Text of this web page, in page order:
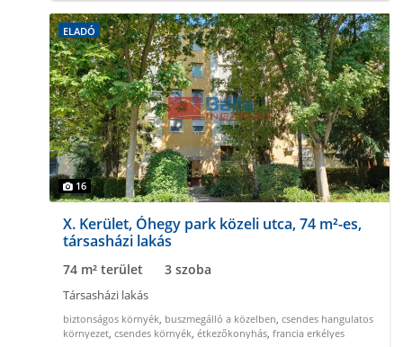
ELADÓ
16
X. Kerület, Óhegy park közeli utca, 74 m²-es,
társasházi lakás
74 m² terület 3 szoba
Társasházi lakás
biztonságos környék, buszmegálló a közelben, csendes hangulatos
környezet, csendes környék, étkezőkonyhás, francia erkélyes